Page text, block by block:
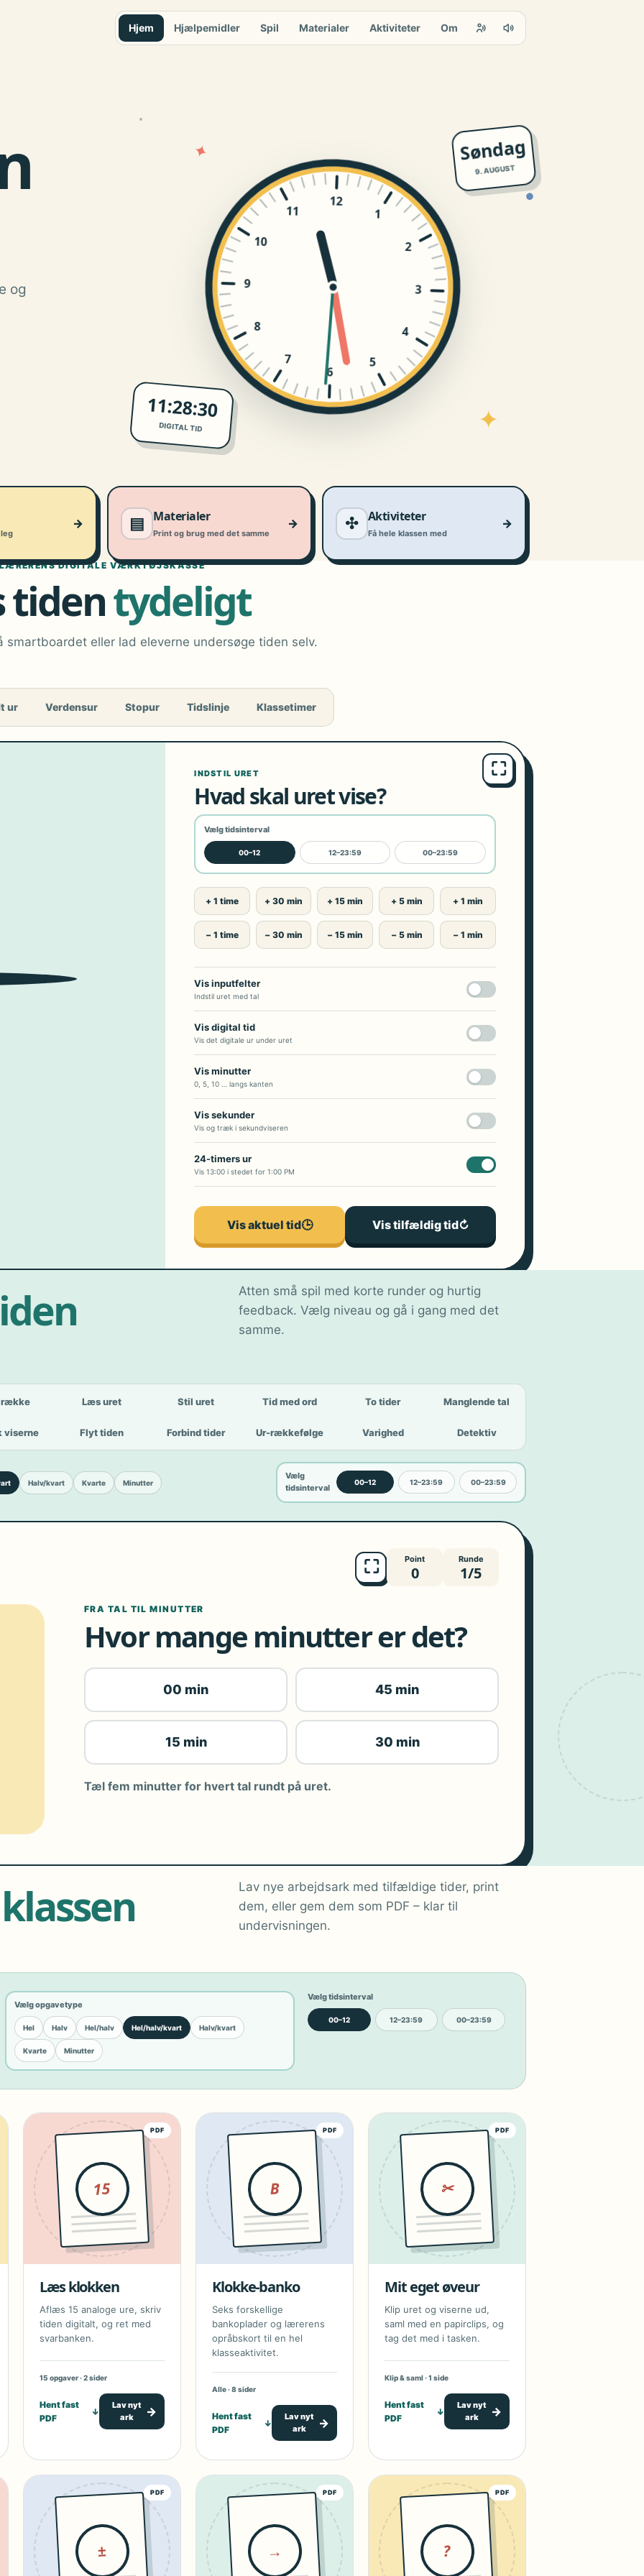
Hjem Hjælpemidler Spil Materialer Aktiviteter Om
og
Søndag
9. AUGUST
11:28:31
DIGITAL TID
1
2
3
4
5
6
7
8
9
10
11
12
✦
✦
●
→ ▤ Materialer
Print og brug med det samme
→ ✣ Aktiviteter
Få hele klassen med
→
DIGITALE VÆRKTØJSKASSE
tidentydeligt
smartboardet eller lad eleverne undersøge tiden selv.
ur Verdensur Stopur Tidslinje Klassetimer
⛶
2 3
4
INDSTIL URET
Hvad skal uret vise?
Vælg tidsinterval
00–12 12–23:59 00–23:59
+ 1 time
− 1 time
+ 30 min
− 30 min
+ 15 min
− 15 min
+ 5 min
− 5 min
+ 1 min
− 1 min
Vis inputfelter
Indstil uret med tal
Vis digital tid
Vis det digitale ur under uret
Vis minutter
0, 5, 10 … langs kanten
Vis sekunder
Vis og træk i sekundviseren
24-timers ur
Vis 13:00 i stedet for 1:00 PM
Vis aktuel tid🕒 Vis tilfældig tid↻
Atten små spil med korte runder og hurtig
feedback. Vælg niveau og gå i gang med det
samme.
Læs uret Stil uret Tid med ord To tider Manglende tal
viserne Flyt tiden Forbind tider Ur-rækkefølge Varighed Detektiv
Halv/kvart Kvarte Minutter
Vælg
tidsinterval
00–12 12–23:59 00–23:59
⛶ Point
0
Runde
1/5
FRA TAL TIL MINUTTER
Hvor mange minutter er det?
00 min 45 min
15 min 30 min
Tæl fem minutter for hvert tal rundt på uret.
Lav nye arbejdsark med tilfældige tider, print
dem, eller gem dem som PDF – klar til
undervisningen.
Vælg opgavetype
Hel Halv Hel/halv Hel/halv/kvart Halv/kvart
Kvarte Minutter
Vælg tidsinterval
00–12 12–23:59 00–23:59
PDF
15
Læs klokken
Aflæs 15 analoge ure, skriv
tiden digitalt, og ret med
svarbanken.
15 opgaver · 2 sider
Hent fast
PDF
↓
Lav nyt
ark
→
PDF
B
Klokke-banko
Seks forskellige
bankoplader og lærerens
opråbskort til en hel
klasseaktivitet.
Alle · 8 sider
Hent fast
PDF
↓
Lav nyt
ark
→
PDF
✂
Mit eget øveur
Klip uret og viserne ud,
saml med en papirclips, og
tag det med i tasken.
Klip & saml · 1 side
Hent fast
PDF
↓
Lav nyt
ark
→
PDF
±
PDF
→
PDF
?